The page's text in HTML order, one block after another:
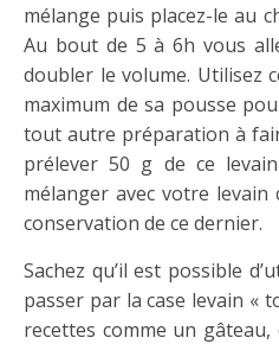
mélange puis placez-le au
Au bout de 5 à 6h vous
doubler le volume. Utilisez
maximum de sa pousse
tout autre préparation à
prélever 50 g de ce
mélanger avec votre
conservation de ce dernier.
Sachez qu’il est possible
passer par la case levain «
recettes comme un